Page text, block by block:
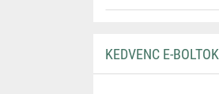
KEDVENC E-BOLTOK